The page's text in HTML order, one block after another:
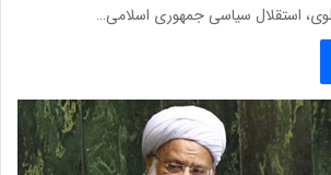
استقلال سیاسی جمهوری اسلامی…